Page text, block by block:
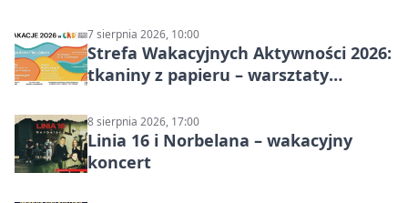
7 sierpnia 2026, 10:00
Strefa Wakacyjnych Aktywności 2026:
tkaniny z papieru – warsztaty
8 sierpnia 2026, 17:00
Linia 16 i Norbelana – wakacyjny
koncert